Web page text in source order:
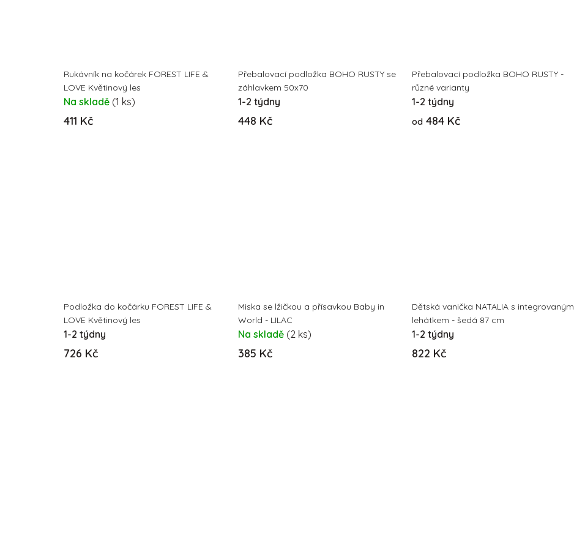
Rukávník na kočárek FOREST LIFE &
LOVE Květinový les
Na skladě (1 ks)
411 Kč
Přebalovací podložka BOHO RUSTY se
záhlavkem 50x70
1-2 týdny
448 Kč
Přebalovací podložka BOHO RUSTY -
různé varianty
1-2 týdny
od 484 Kč
Podložka do kočárku FOREST LIFE &
LOVE Květinový les
1-2 týdny
726 Kč
Miska se lžičkou a přísavkou Baby in
World - LILAC
Na skladě (2 ks)
385 Kč
Dětská vanička NATALIA s integrovaným
lehátkem - šedá 87 cm
1-2 týdny
822 Kč